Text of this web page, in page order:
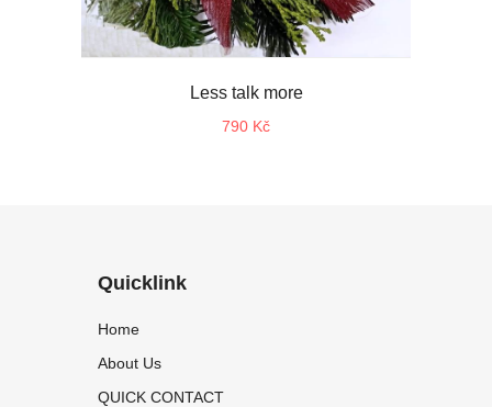
Less talk more
790 Kč
Quicklink
Home
About Us
QUICK CONTACT